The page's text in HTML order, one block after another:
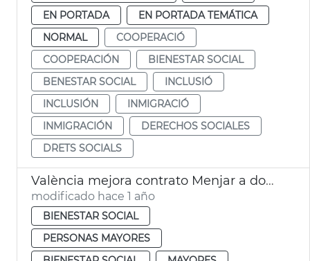
EN PORTADA
EN PORTADA TEMÁTICA
NORMAL
COOPERACIÓ
COOPERACIÓN
BIENESTAR SOCIAL
BENESTAR SOCIAL
INCLUSIÓ
INCLUSIÓN
INMIGRACIÓ
INMIGRACIÓN
DERECHOS SOCIALES
DRETS SOCIALS
València mejora contrato Menjar a domicili personas mayores
modificado hace 1 año
BIENESTAR SOCIAL
PERSONAS MAYORES